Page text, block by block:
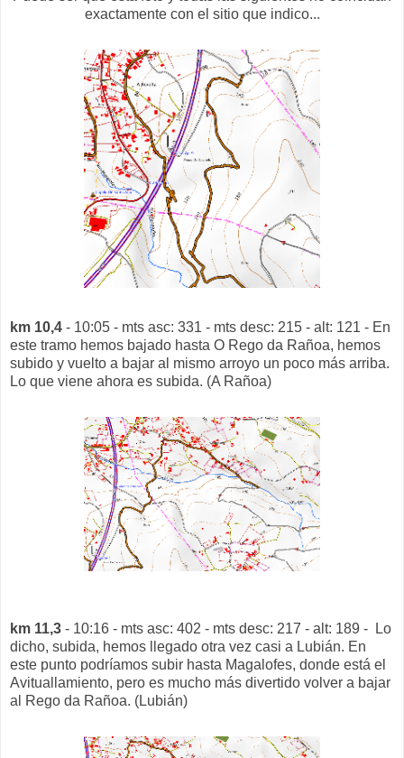
exactamente con el sitio que indico...
km 10,4 - 10:05 - mts asc: 331 - mts desc: 215 - alt: 121 - En
este tramo hemos bajado hasta O Rego da Rañoa, hemos
subido y vuelto a bajar al mismo arroyo un poco más arriba.
Lo que viene ahora es subida. (A Rañoa)
km 11,3 - 10:16 - mts asc: 402 - mts desc: 217 - alt: 189 - Lo
dicho, subida, hemos llegado otra vez casi a Lubián. En
este punto podríamos subir hasta Magalofes, donde está el
Avituallamiento, pero es mucho más divertido volver a bajar
al Rego da Rañoa. (Lubián)